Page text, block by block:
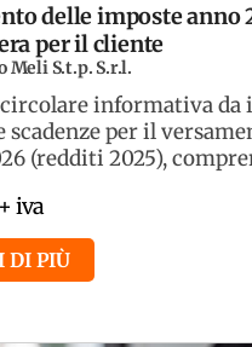
delle imposte anno
per il cliente
Meli S.t.p. S.r.l.
informativa da
per il
(redditi 2025),
+ iva
DI PIÙ